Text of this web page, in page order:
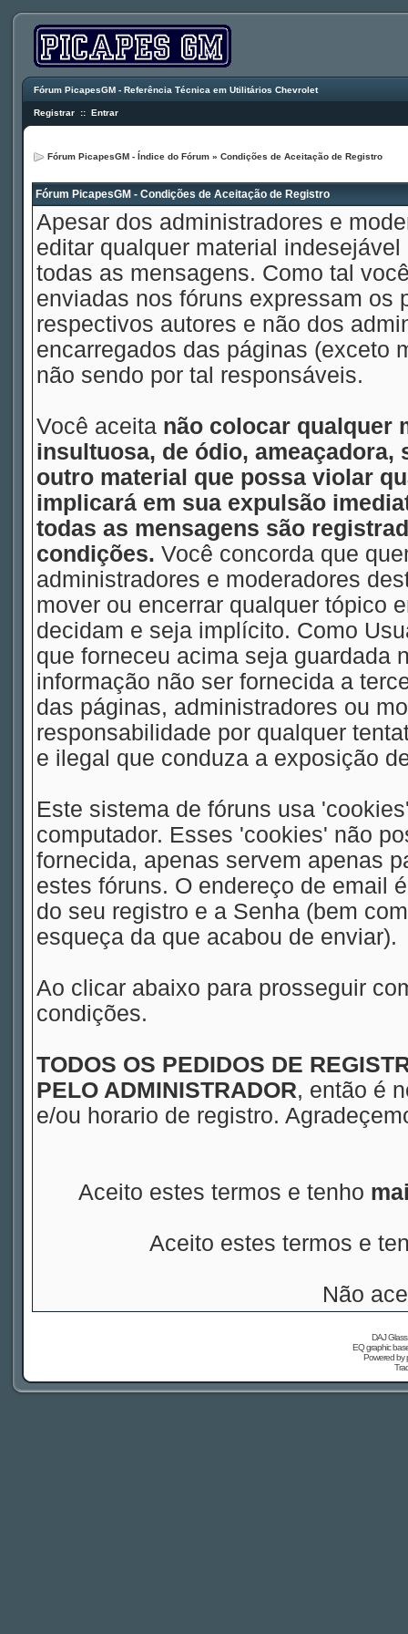
Fórum PicapesGM - Referência Técnica em Utilitários Chevrolet
Registrar :: Entrar
Fórum PicapesGM - Índice do Fórum » Condições de Aceitação de Registro
Fórum PicapesGM - Condições de Aceitação de Registro
Apesar dos administradores e
editar qualquer material
todas as mensagens. Como tal
enviadas nos fóruns expressam os
respectivos autores e não dos
encarregados das páginas (exceto
não sendo por tal responsáveis.
Você aceita não colocar qualquer
insultuosa, de ódio,
outro material que possa violar
implicará em sua expulsão
todas as mensagens são
condições. Você concorda que
administradores e moderadores
mover ou encerrar qualquer tópico
decidam e seja implícito. Como
que forneceu acima seja guardada
informação não ser fornecida a
das páginas, administradores ou
responsabilidade por qualquer
e ilegal que conduza a exposição
Este sistema de fóruns usa
computador. Esses 'cookies' não
fornecida, apenas servem apenas
estes fóruns. O endereço de email
do seu registro e a Senha (bem
esqueça da que acabou de enviar).
Ao clicar abaixo para prosseguir
condições.
TODOS OS PEDIDOS DE
PELO ADMINISTRADOR, então é
e/ou horario de registro.
Aceito estes termos e tenho
Aceito estes termos e
Não
DAJ
EQ graphic
Powered by